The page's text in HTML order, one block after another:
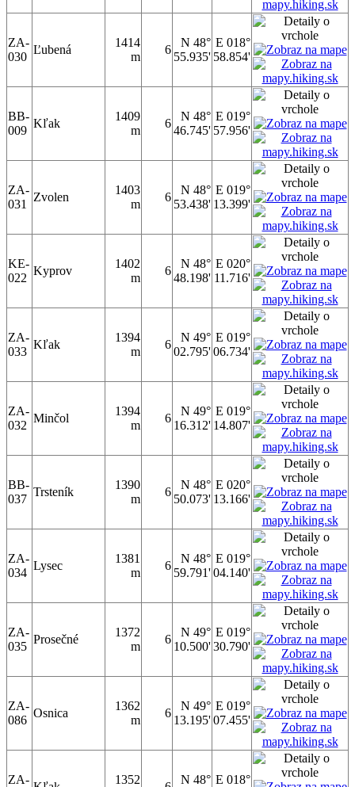
ZA-
030
Ľubená
1414
m
6
N 48°
55.935'
E 018°
58.854'
BB-
009
Kľak
1409
m
6
N 48°
46.745'
E 019°
57.956'
ZA-
031
Zvolen
1403
m
6
N 48°
53.438'
E 019°
13.399'
KE-
022
Kyprov
1402
m
6
N 48°
48.198'
E 020°
11.716'
ZA-
033
Kľak
1394
m
6
N 49°
02.795'
E 019°
06.734'
ZA-
032
Minčol
1394
m
6
N 49°
16.312'
E 019°
14.807'
BB-
037
Trsteník
1390
m
6
N 48°
50.073'
E 020°
13.166'
ZA-
034
Lysec
1381
m
6
N 48°
59.791'
E 019°
04.140'
ZA-
035
Prosečné
1372
m
6
N 49°
10.500'
E 019°
30.790'
ZA-
086
Osnica
1362
m
6
N 49°
13.195'
E 019°
07.455'
ZA-
1352
N 48° E 018°